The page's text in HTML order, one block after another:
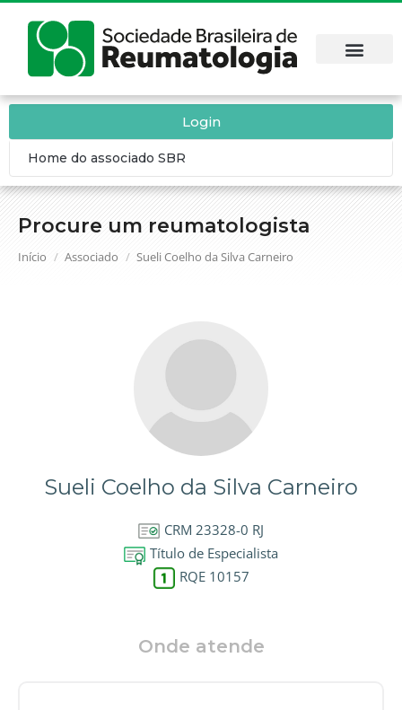
Procure um reumatologista
Você está aqui:
Início Associado Sueli Coelho da Silva Carneiro
Login
Home do associado SBR
Sueli Coelho da Silva Carneiro
CRM 23328-0 RJ
Título de Especialista
RQE 10157
Onde atende